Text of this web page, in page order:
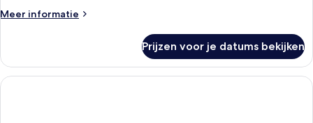
Meer informatie
Meer
Suite
with
Terrace
Prijzen voor je datums bekijken